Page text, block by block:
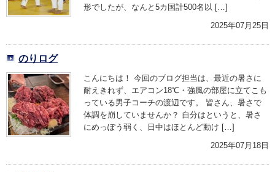
形でしたが、なんと5カ国計500名以 […]
2025年07月25日
のりログ
こんにちは！ 今回のブログ担当は、最近の暑さに
耐えきれず、エアコン18℃・強風の部屋に立てこも
っている男子コーチの渡辺です。 皆さん、暑さで
体調を崩していませんか？ 自分はというと、暑さ
にめっぽう弱く、日中はほとんど動け […]
2025年07月18日